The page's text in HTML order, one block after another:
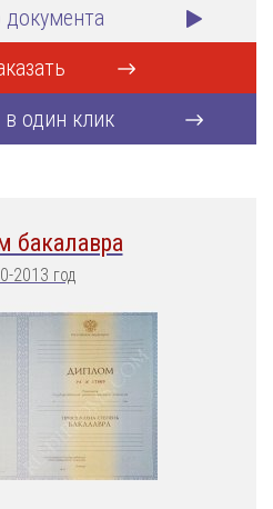
документа
в один клик
бакалавра
2013 год